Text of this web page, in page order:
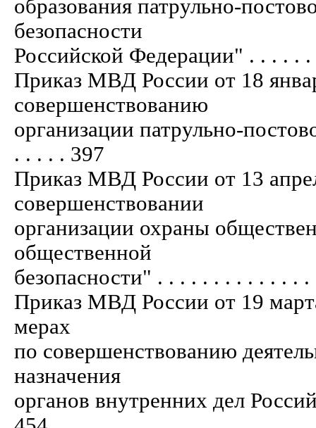
образования патрульно-
безопасности
Российской Федерации" . . . . .
Приказ МВД России от 18
совершенствованию
организации патрульно-
. . . . . 397
Приказ МВД России от 13
совершенствовании
организации охраны
общественной
безопасности" . . . . . . . . . . . . .
Приказ МВД России от 19
мерах
по совершенствованию
назначения
органов внутренних дел